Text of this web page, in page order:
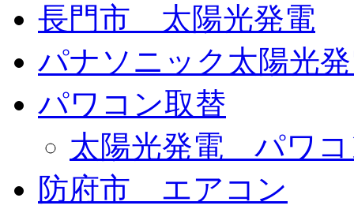
長門市 太陽光発電
パナソニック太陽光
パワコン取替
太陽光発電 パワコ
防府市 エアコン